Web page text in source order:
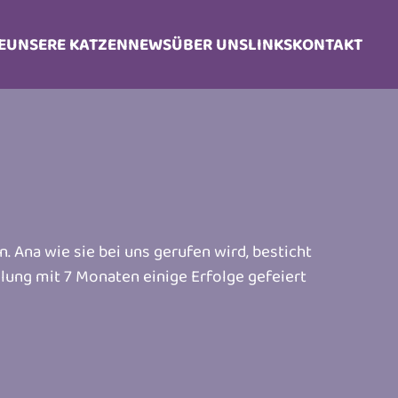
UNSERE KATZENNEWSÜBER UNSLINKSKONTAKT
Ana wie sie bei uns gerufen wird, besticht
mit 7 Monaten einige Erfolge gefeiert